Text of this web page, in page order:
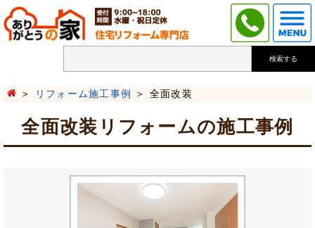
検索する
リフォーム施工事例 全面改装
全面改装リフォームの施工事例